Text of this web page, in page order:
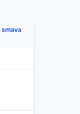
smava